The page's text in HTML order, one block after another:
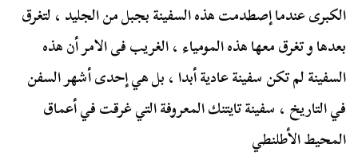
الكبرى عندما إصطدمت هذه السفينة بجبل من الجليد ، لتغرق
بعدها و تغرق معها هذه المومياء ، الغريب فى الامر أن هذه
السفينة لم تكن سفينة عادية أبدا ، بل هي إحدى أشهر السفن
في التاريخ ، سفينة تايتنك المعروفة التي غرقت في أعماق
المحيط الأطلنطي